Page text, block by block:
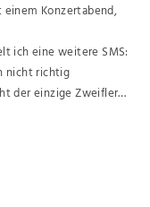
einem Konzertabend,
ich eine weitere SMS:
nicht richtig
der einzige Zweifler…